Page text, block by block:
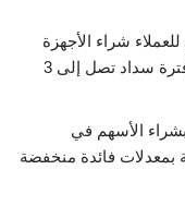
شراء الأجهزة
الكهربائية والإلكترونية بأسعار تنافسية وفترة سداد تصل إلى 3
الأسهم في
بمعدلات فائدة منخفضة